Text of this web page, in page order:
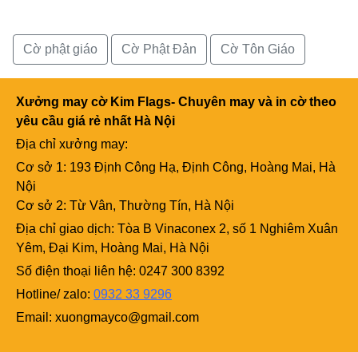
Cờ phật giáo Cờ Phật Đản Cờ Tôn Giáo
Xưởng may cờ Kim Flags- Chuyên may và in cờ theo
yêu cầu giá rẻ nhất Hà Nội
Địa chỉ xưởng may:
Cơ sở 1: 193 Định Công Hạ, Định Công, Hoàng Mai, Hà
Nội
Cơ sở 2: Từ Vân, Thường Tín, Hà Nội
Địa chỉ giao dịch: Tòa B Vinaconex 2, số 1 Nghiêm Xuân
Yêm, Đại Kim, Hoàng Mai, Hà Nội
Số điện thoại liên hệ: 0247 300 8392
Hotline/ zalo: 0932 33 9296
Email: xuongmayco@gmail.com